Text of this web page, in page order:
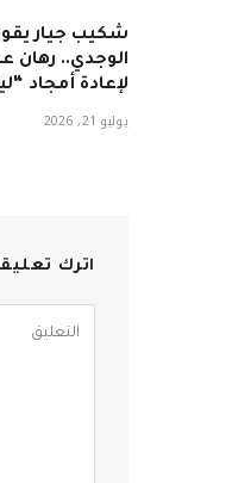
شكيب جيار يقود
الوجدي.. رهان
لإعادة أمجاد
يوليو 21, 2026
اترك